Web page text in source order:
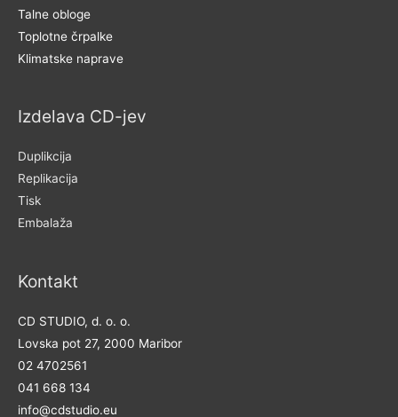
Talne obloge
Toplotne črpalke
Klimatske naprave
Izdelava CD-jev
Duplikcija
Replikacija
Tisk
Embalaža
Kontakt
CD STUDIO, d. o. o.
Lovska pot 27, 2000 Maribor
02 4702561
041 668 134
info@cdstudio.eu